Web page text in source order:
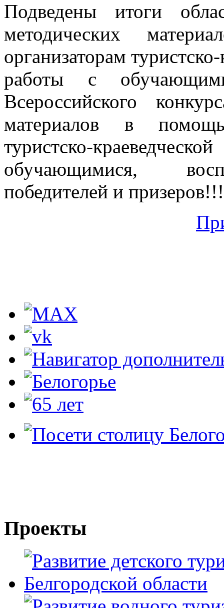
Подведены итоги
методических
организаторам
работы с
Всероссийского
материалов в помощь
туристско-
обучающимися,
победителей и призеров!!!
Проекты